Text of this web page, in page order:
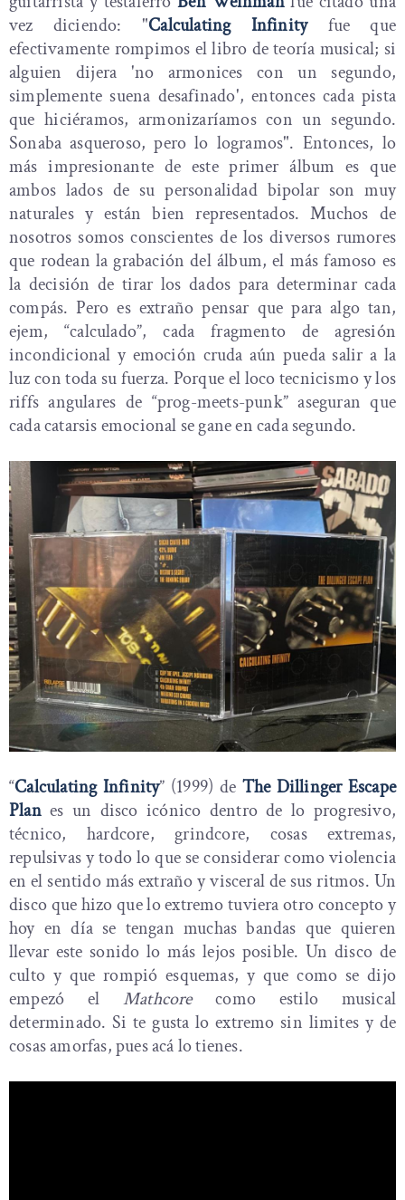
vez diciendo: "Calculating Infinityfue que
efectivamente rompimos el libro de teoría musical; si
alguien dijera 'no armonices con un segundo,
simplemente suena desafinado', entonces cada pista
que hiciéramos, armonizaríamos con un segundo.
Sonaba asqueroso, pero lo logramos". Entonces, lo
más impresionante de este primer álbum es que
ambos lados de su personalidad bipolar son muy
naturales y están bien representados. Muchos de
nosotros somos conscientes de los diversos rumores
que rodean la grabación del álbum, el más famoso es
la decisión de tirar los dados para determinar cada
compás. Pero es extraño pensar que para algo tan,
ejem, “calculado”, cada fragmento de agresión
incondicional y emoción cruda aún pueda salir a la
luz con toda su fuerza. Porque el loco tecnicismo y los
riffs angulares de “prog-meets-punk” aseguran que
cada catarsis emocional se gane en cada segundo.
“Calculating Infinity” (1999) de The Dillinger Escape
Planes un disco icónico dentro de lo progresivo,
técnico, hardcore, grindcore, cosas extremas,
repulsivas y todo lo que se considerar como violencia
en el sentido más extraño y visceral de sus ritmos. Un
disco que hizo que lo extremo tuviera otro concepto y
hoy en día se tengan muchas bandas que quieren
llevar este sonido lo más lejos posible. Un disco de
culto y que rompió esquemas, y que como se dijo
empezó el Mathcorecomo estilo musical
determinado. Si te gusta lo extremo sin limites y de
cosas amorfas, pues acá lo tienes.